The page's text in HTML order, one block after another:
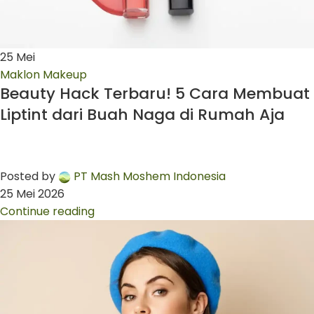
25 Mei
Maklon Makeup
Beauty Hack Terbaru! 5 Cara Membuat
Liptint dari Buah Naga di Rumah Aja
Posted by
PT Mash Moshem Indonesia
25 Mei 2026
Continue reading